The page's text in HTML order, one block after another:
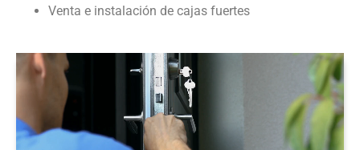
Venta e instalación de cajas fuertes